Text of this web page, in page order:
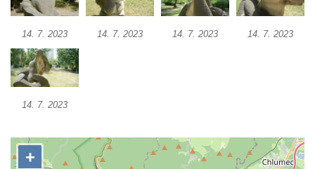
Socha Želva v ZOO Hluboká
Socha Včela v ZOO Hluboká
Socha Housenka v ZOO Hluboká
Socha Vážka v ZOO Hluboká
14. 7. 2023 14. 7. 2023 14. 7. 2023 14. 7. 2023
14. 7. 2023